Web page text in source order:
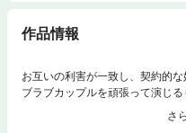
作品情報
お互いの利害が一致し、契約的
ブラブカップルを頑張って演じ
ドに格差を感じるラチエル…。
行く事に!?(この話は、【電子版